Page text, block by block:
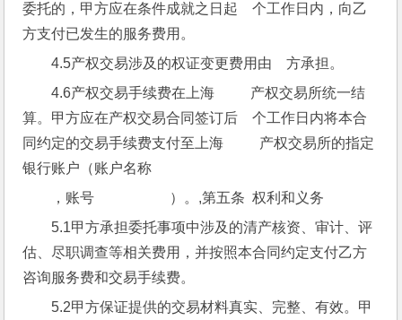
委托的，甲方应在条件成就之日起    个工作日内，向乙
方支付已发生的服务费用。
4.5产权交易涉及的权证变更费用由    方承担。
4.6产权交易手续费在上海          产权交易所统一结
算。甲方应在产权交易合同签订后    个工作日内将本合
同约定的交易手续费支付至上海          产权交易所的指定
银行账户（账户名称
，账号                     ）。,第五条  权利和义务
5.1甲方承担委托事项中涉及的清产核资、审计、评
估、尽职调查等相关费用，并按照本合同约定支付乙方
咨询服务费和交易手续费。
5.2甲方保证提供的交易材料真实、完整、有效。甲